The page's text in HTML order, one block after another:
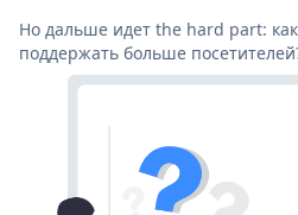
Но дальше идет the hard part:
поддержать больше